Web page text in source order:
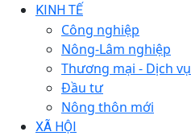
KINH TẾ
Công nghiệp
Nông-Lâm nghiệp
Thương mại - Dịch vụ
Đầu tư
Nông thôn mới
XÃ HỘI